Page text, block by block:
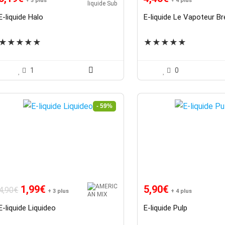
liquide Halo
★ ★ ★ ★
1
E-liquide Le Vapoteur
★ ★ ★ ★ ★
0
- 59%
€ Le
prix
1,99€ Le
prix
+ 3 plus
liquide Liquideo
5,90€ + 4 plus
E-liquide Pulp